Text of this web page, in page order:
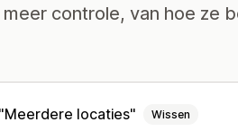
controle, van hoe ze
Meerdere locaties Wissen